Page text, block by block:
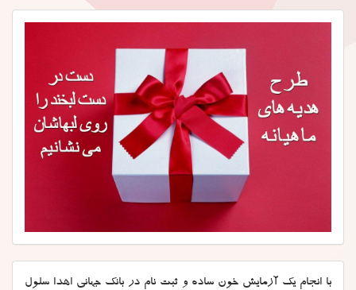
با انجام یک آزمایش خون ساده و ثبت نام در بانک جهانی اهدا سلول